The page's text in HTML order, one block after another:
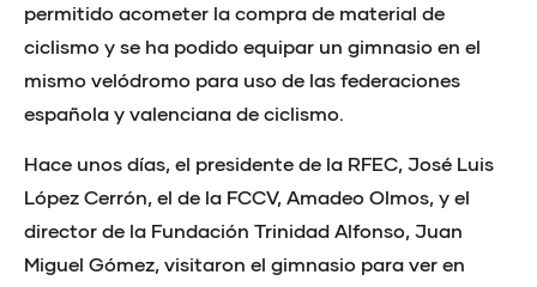
permitido acometer la compra de material de
ciclismo y se ha podido equipar un gimnasio en el
mismo velódromo para uso de las federaciones
española y valenciana de ciclismo.
Hace unos días, el presidente de la RFEC, José Luis
López Cerrón, el de la FCCV, Amadeo Olmos, y el
director de la Fundación Trinidad Alfonso, Juan
Miguel Gómez, visitaron el gimnasio para ver en